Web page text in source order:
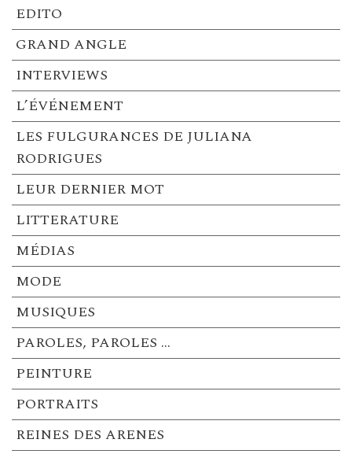
EDITO
GRAND ANGLE
INTERVIEWS
L’ÉVÉNEMENT
LES FULGURANCES DE JULIANA
RODRIGUES
LEUR DERNIER MOT
LITTERATURE
MÉDIAS
MODE
MUSIQUES
PAROLES, PAROLES …
PEINTURE
PORTRAITS
REINES DES ARENES